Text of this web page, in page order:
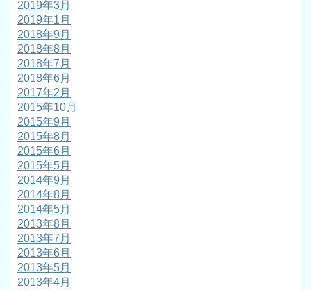
2019年3月
2019年1月
2018年9月
2018年8月
2018年7月
2018年6月
2017年2月
2015年10月
2015年9月
2015年8月
2015年6月
2015年5月
2014年9月
2014年8月
2014年5月
2013年8月
2013年7月
2013年6月
2013年5月
2013年4月